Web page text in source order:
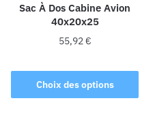
Sac À Dos Cabine Avion
40x20x25
55,92€
Choix des options
produit
a